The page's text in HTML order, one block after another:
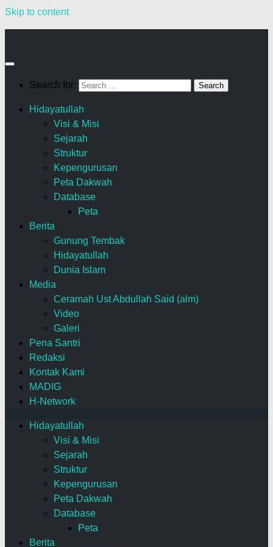
Skip to content
Search for:
Hidayatullah
Visi & Misi
Sejarah
Struktur
Kepengurusan
Peta Dakwah
Database
Peta
Berita
Gunung Tembak
Hidayatullah
Dunia Islam
Media
Ceramah Ust Abdullah Said (alm)
Video
Galeri
Pena Santri
Redaksi
Kontak Kami
MADIG
H-Network
Hidayatullah
Visi & Misi
Sejarah
Struktur
Kepengurusan
Peta Dakwah
Database
Peta
Berita